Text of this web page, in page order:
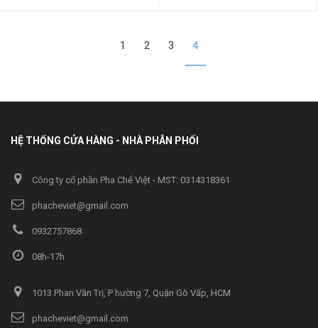
1 2 3 4
HỆ THỐNG CỬA HÀNG - NHÀ PHÂN PHỐI
Công ty cổ phần Pha Chế Việt - MST: 0314318361
phacheviet@gmail.com
0932757868
08h-17h
1013 Phan Văn Trị, P hường 7, Quận Gò Vấp, HCM
phacheviet@gmail.com